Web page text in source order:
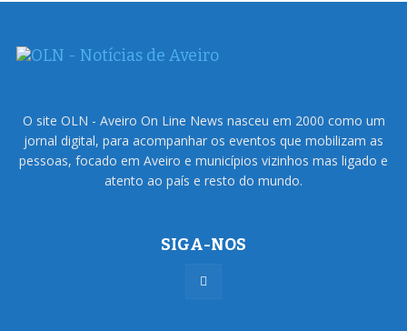
O site OLN - Aveiro On Line News nasceu em 2000 como um
jornal digital, para acompanhar os eventos que mobilizam as
pessoas, focado em Aveiro e municípios vizinhos mas ligado e
atento ao país e resto do mundo.
SIGA-NOS